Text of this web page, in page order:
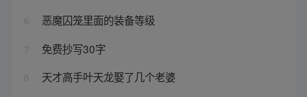
6 恶魔囚笼里面的装备等级
7 免费抄写30字
8 天才高手叶天龙娶了几个老婆